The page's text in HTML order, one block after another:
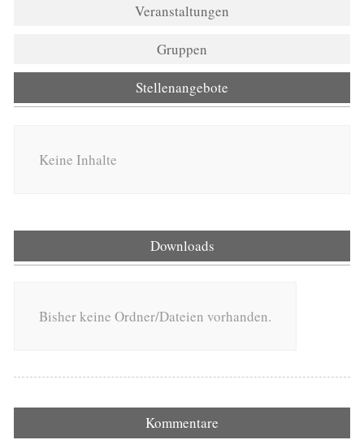
Veranstaltungen
Gruppen
Stellenangebote
Keine Inhalte
Downloads
Bisher keine Ordner/Dateien vorhanden.
Kommentare